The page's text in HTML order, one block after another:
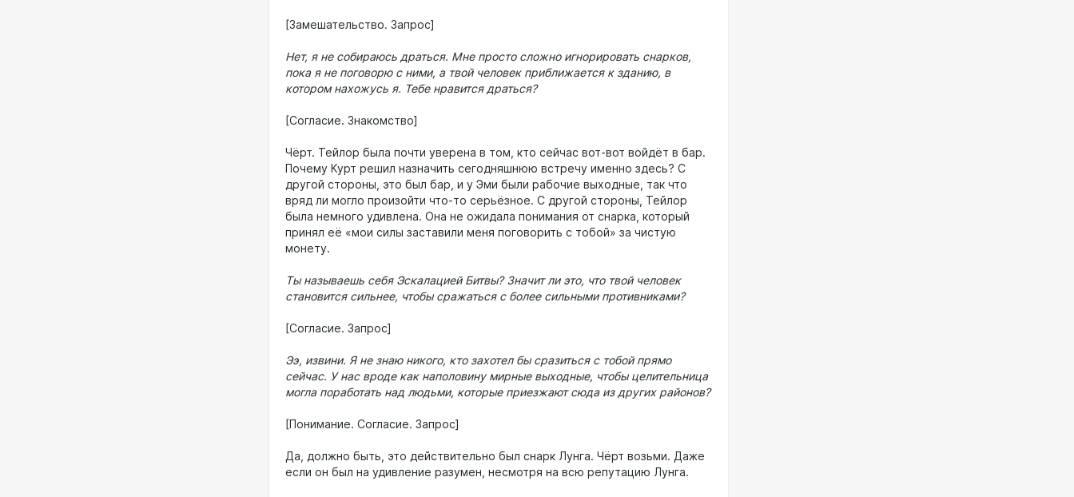
[Замешательство. Запрос]
Нет, я не собираюсь драться. Мне просто сложно игнорировать снарков,
пока я не поговорю с ними, а твой человек приближается к зданию, в
котором нахожусь я. Тебе нравится драться?
[Согласие. Знакомство]
Чёрт. Тейлор была почти уверена в том, кто сейчас вот-вот войдёт в бар.
Почему Курт решил назначить сегодняшнюю встречу именно здесь? С
другой стороны, это был бар, и у Эми были рабочие выходные, так что
вряд ли могло произойти что-то серьёзное. С другой стороны, Тейлор
была немного удивлена. Она не ожидала понимания от снарка, который
принял её «мои силы заставили меня поговорить с тобой» за чистую
монету.
Ты называешь себя Эскалацией Битвы? Значит ли это, что твой человек
становится сильнее, чтобы сражаться с более сильными противниками?
[Согласие. Запрос]
Ээ, извини. Я не знаю никого, кто захотел бы сразиться с тобой прямо
сейчас. У нас вроде как наполовину мирные выходные, чтобы целительница
могла поработать над людьми, которые приезжают сюда из других районов?
[Понимание. Согласие. Запрос]
Да, должно быть, это действительно был снарк Лунга. Чёрт возьми. Даже
если он был на удивление разумен, несмотря на всю репутацию Лунга.